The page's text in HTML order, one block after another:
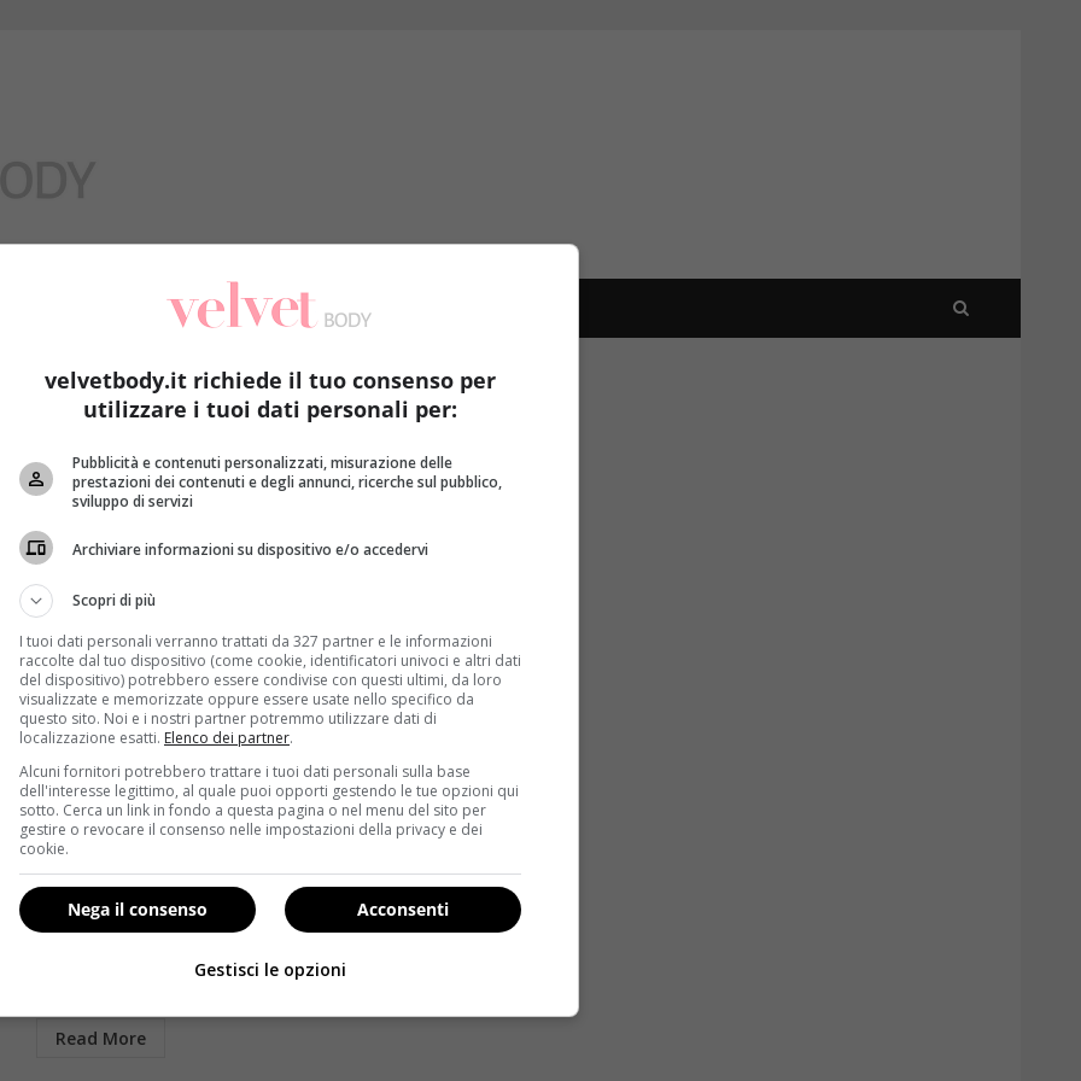
Notizie
RiminiWellness 2014: protagonista il fitness e il
benessere a 360 gradi
Redazione 23 Maggio 2014
Ci siamo. Anche quest’anno è arrivato uno degli
appuntamenti più attesi dai professionisti e dagli
Read More
velvetbody.it richiede il tuo consenso per
utilizzare i tuoi dati personali per:
Pubblicità e contenuti personalizzati, misurazione delle
prestazioni dei contenuti e degli annunci, ricerche sul pubblico,
sviluppo di servizi
Archiviare informazioni su dispositivo e/o accedervi
Scopri di più
I tuoi dati personali verranno trattati da 327 partner e le informazioni
raccolte dal tuo dispositivo (come cookie, identificatori univoci e altri dati
del dispositivo) potrebbero essere condivise con questi ultimi, da loro
visualizzate e memorizzate oppure essere usate nello specifico da
questo sito. Noi e i nostri partner potremmo utilizzare dati di
localizzazione esatti. Elenco dei partner.
Alcuni fornitori potrebbero trattare i tuoi dati personali sulla base
dell'interesse legittimo, al quale puoi opporti gestendo le tue opzioni qui
sotto. Cerca un link in fondo a questa pagina o nel menu del sito per
gestire o revocare il consenso nelle impostazioni della privacy e dei
cookie.
Acconsenti
Nega il consenso
Gestisci le opzioni